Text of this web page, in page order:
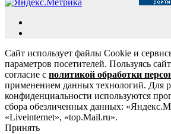
Сайт использует файлы Cookie и
параметров посетителей. Пользуясь
согласие с политикой обработки
применением данных технологий. Для
конфиденциальности используются
сбора обезличенных данных:
«Liveinternet», «top.Mail.ru».
Принять